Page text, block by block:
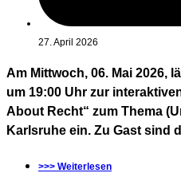
27. April 2026
Am Mittwoch, 06. Mai 2026,
um 19:00 Uhr zur
About Recht“ zum Thema
Karlsruhe ein. Zu Gast sind
>>> Weiterlesen